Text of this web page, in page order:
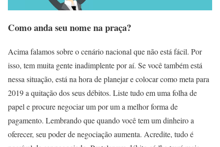
Como anda seu nome na praça?
Acima falamos sobre o cenário nacional que não está fácil. Por
isso, tem muita gente inadimplente por aí. Se você também está
nessa situação, está na hora de planejar e colocar como meta para
2019 a quitação dos seus débitos. Liste tudo em uma folha de
papel e procure negociar um por um a melhor forma de
pagamento. Lembrando que quando você tem um dinheiro a
oferecer, seu poder de negociação aumenta. Acredite, tudo é